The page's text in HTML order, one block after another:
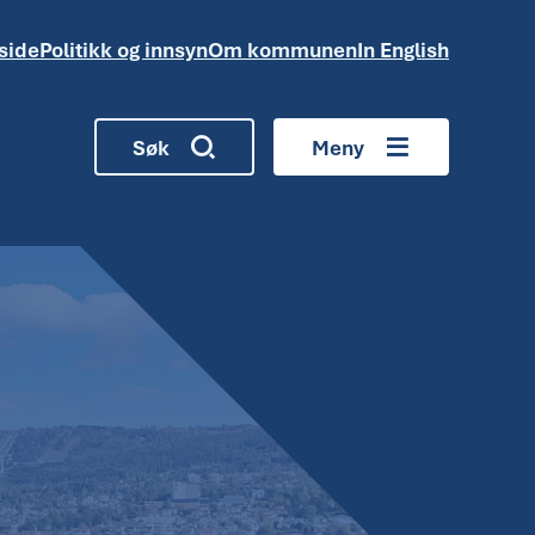
Politikk og innsynOm kommunenIn English
Søk Meny